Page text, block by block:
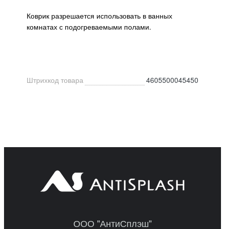
Коврик разрешается использовать в ванных
комнатах с подогреваемыми полами.
Штрихкод товара 4605500045450
ООО "АнтиСплэш"